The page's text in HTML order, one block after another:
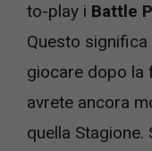
to-play i Battle
Questo
giocare dopo la
avrete ancora
quella Stagione.